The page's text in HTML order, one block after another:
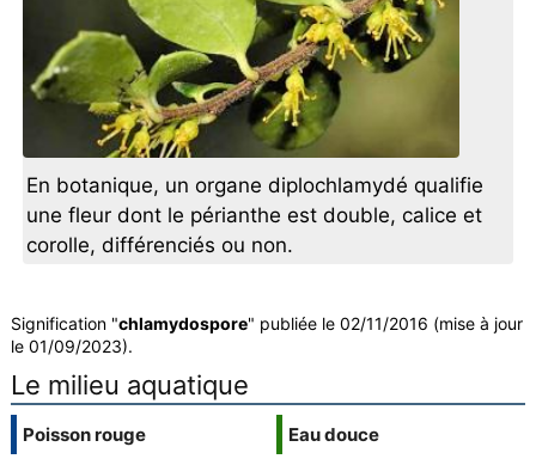
En botanique, un organe diplochlamydé qualifie
une fleur dont le périanthe est double, calice et
corolle, différenciés ou non.
Signification "chlamydospore" publiée le 02/11/2016 (mise à jour
le 01/09/2023).
Le milieu aquatique
Poisson rouge
Eau douce